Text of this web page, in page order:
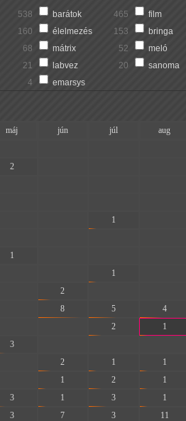
538 barátok 465 film
160 élelmezés 153 bringa
68 mátrix 52 meló
21 labvez 20 sanoma
4
emarsys
máj jún júl aug
2
1
1
1
2
8 5 4
2 1
3
2 1 1
1 2 1
3 1 3 1
3 7 3 11